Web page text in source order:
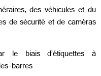
des véhicules et du
de sécurité et de caméras
le biais d’étiquettes à
barres